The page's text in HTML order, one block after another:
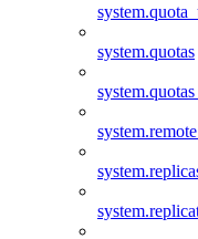
system.quotas